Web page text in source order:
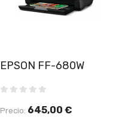
EPSON FF-680W
Precio: 645,00 €